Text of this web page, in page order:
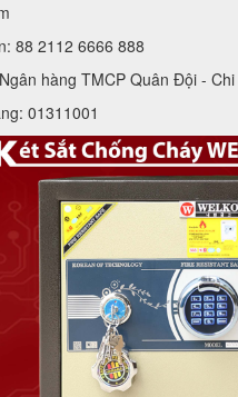
88 2112 6666 888
hàng TMCP Quân Đội -
01311001